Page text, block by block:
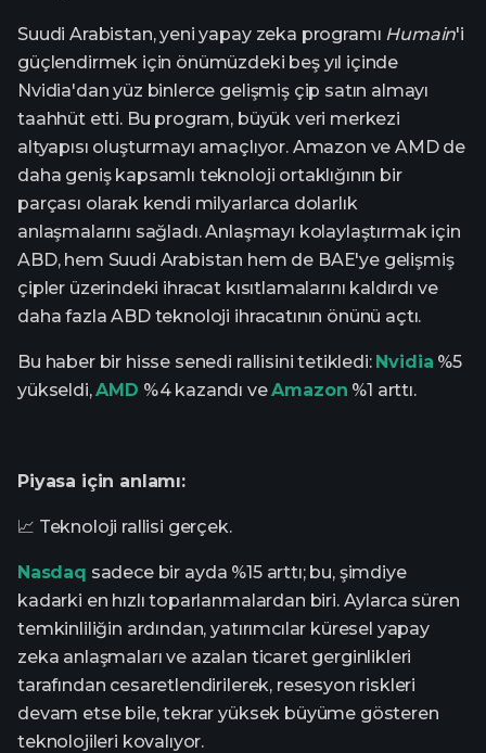
Suudi Arabistan, yeni yapay zeka programı Humain'i
güçlendirmek için önümüzdeki beş yıl içinde
Nvidia'dan yüz binlerce gelişmiş çip satın almayı
taahhüt etti. Bu program, büyük veri merkezi
altyapısı oluşturmayı amaçlıyor. Amazon ve AMD de
daha geniş kapsamlı teknoloji ortaklığının bir
parçası olarak kendi milyarlarca dolarlık
anlaşmalarını sağladı. Anlaşmayı kolaylaştırmak için
ABD, hem Suudi Arabistan hem de BAE'ye gelişmiş
çipler üzerindeki ihracat kısıtlamalarını kaldırdı ve
daha fazla ABD teknoloji ihracatının önünü açtı.
Bu haber bir hisse senedi rallisini tetikledi: Nvidia %5
yükseldi,AMD %4 kazandı veAmazon %1 arttı.
Piyasa için anlamı:
📈 Teknoloji rallisi gerçek.
Nasdaq sadece bir ayda %15 arttı; bu, şimdiye
kadarki en hızlı toparlanmalardan biri. Aylarca süren
temkinliliğin ardından, yatırımcılar küresel yapay
zeka anlaşmaları ve azalan ticaret gerginlikleri
tarafından cesaretlendirilerek, resesyon riskleri
devam etse bile, tekrar yüksek büyüme gösteren
teknolojileri kovalıyor.